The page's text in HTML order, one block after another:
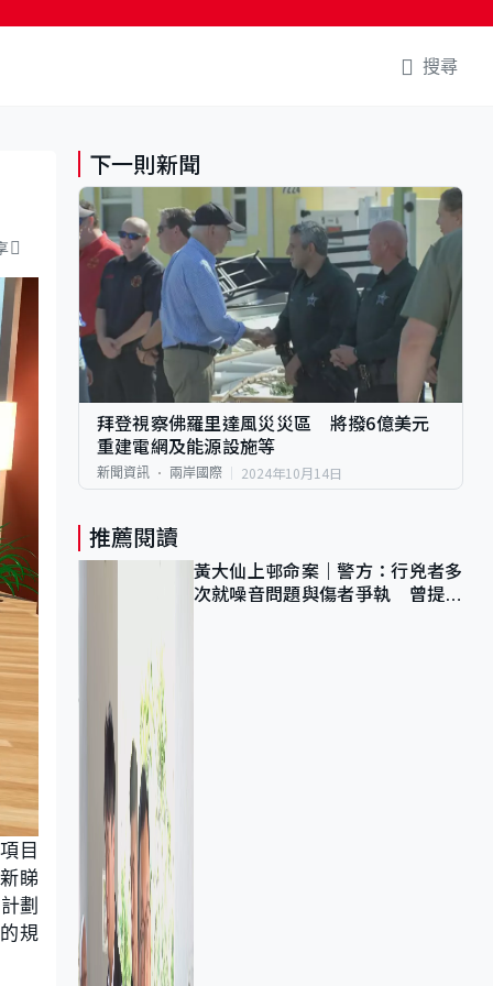
搜尋
目
睇
劃
規
下一則新聞
拜登視察佛羅里達風災災區 將撥6億美元
重建電網及能源設施等
新聞資訊 兩岸國際 2024年10月14日
推薦閱讀
黃大仙上邨命案｜警方：行兇者多
次就噪音問題與傷者爭執 曾提出